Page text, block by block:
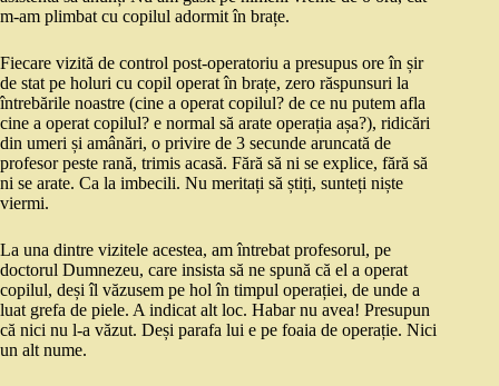
m-am plimbat cu copilul adormit în brațe.
Fiecare vizită de control post-operatoriu a presupus ore în șir
de stat pe holuri cu copil operat în brațe, zero răspunsuri la
întrebările noastre (cine a operat copilul? de ce nu putem afla
cine a operat copilul? e normal să arate operația așa?), ridicări
din umeri și amânări, o privire de 3 secunde aruncată de
profesor peste rană, trimis acasă. Fără să ni se explice, fără să
ni se arate. Ca la imbecili. Nu meritați să știți, sunteți niște
viermi.
La una dintre vizitele acestea, am întrebat profesorul, pe
doctorul Dumnezeu, care insista să ne spună că el a operat
copilul, deși îl văzusem pe hol în timpul operației, de unde a
luat grefa de piele. A indicat alt loc. Habar nu avea! Presupun
că nici nu l-a văzut. Deși parafa lui e pe foaia de operație. Nici
un alt nume.